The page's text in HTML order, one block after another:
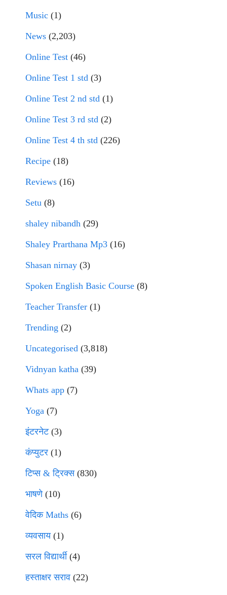
Music (1)
News (2,203)
Online Test (46)
Online Test 1 std (3)
Online Test 2 nd std (1)
Online Test 3 rd std (2)
Online Test 4 th std (226)
Recipe (18)
Reviews (16)
Setu (8)
shaley nibandh (29)
Shaley Prarthana Mp3 (16)
Shasan nirnay (3)
Spoken English Basic Course (8)
Teacher Transfer (1)
Trending (2)
Uncategorised (3,818)
Vidnyan katha (39)
Whats app (7)
Yoga (7)
इंटरनेट(3)
कंप्युटर (1)
टिप्स & ट्रिक्स(830)
भाषणे(10)
वेदिक Maths (6)
व्यवसाय(1)
सरल विद्यार्थी(4)
हस्ताक्षर सराव (22)